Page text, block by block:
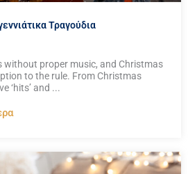
Τραγούδια
without proper music, and Christmas
to the rule. From Christmas
‘hits’ and ...